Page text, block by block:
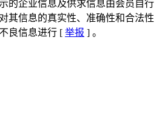
的企业信息及供求信息由会员自行
其信息的真实性、准确性和合法性
良信息进行 [ 举报 ] 。